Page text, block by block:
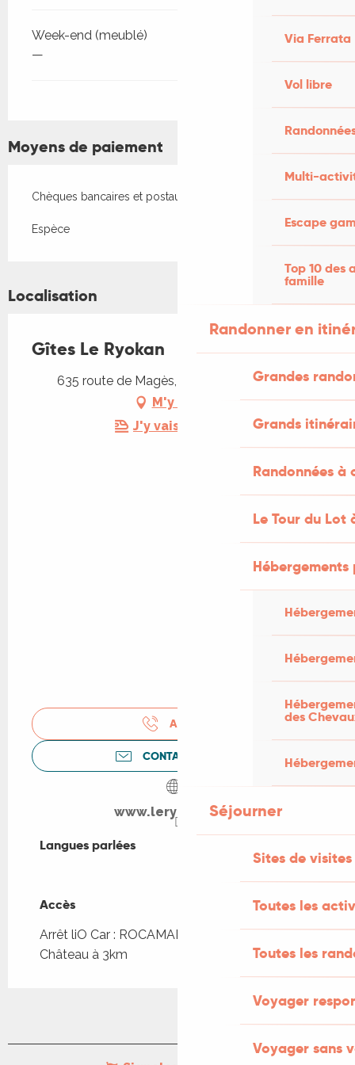
Via Ferrata
Vol libre
Multi-
Escape
Top 10 des
famille
Randonner en
Grandes
Grands
Randonnées
Le Tour du Lot
des
Séjourner
Sites de visites
Toutes les
Toutes les
Voyager
Voyager sans
Week-end (meublé)
—
Moyens de paiement
Chèques bancaires et postaux
Espèce
Localisation
Gîtes Le Ryokan
635 route de Magès, 46500 Rocamadour
M'y rendre
J'y vais en train !
APPELER
CONTACTEZ-NOUS
www.leryokan.com
Langues parlées
Langues parlées
Accès
Accès
Arrêt liO Car : ROCAMADOUR - Ascenseur
Château à 3km